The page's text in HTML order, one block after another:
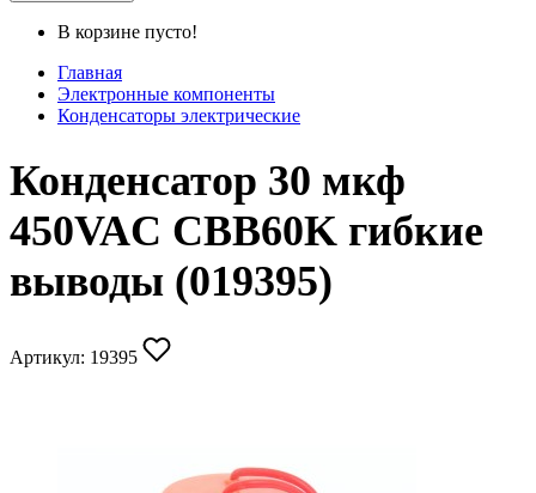
В корзине пусто!
Главная
Электронные компоненты
Конденсаторы электрические
Конденсатор 30 мкф
450VAC CBB60K гибкие
выводы (019395)
Артикул: 19395